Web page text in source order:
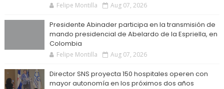
Felipe Montilla Aug 07, 2026
Presidente Abinader participa en la transmisión de
mando presidencial de Abelardo de la Espriella, en
Colombia
Felipe Montilla Aug 07, 2026
Director SNS proyecta 150 hospitales operen con
mayor autonomía en los próximos dos años